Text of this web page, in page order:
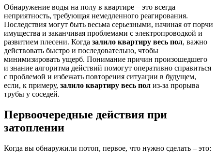
Обнаружение воды на полу в квартире – это всегда
неприятность, требующая немедленного реагирования.
Последствия могут быть весьма серьезными, начиная от порчи
имущества и заканчивая проблемами с электропроводкой и
развитием плесени. Когда залило квартиру весь пол, важно
действовать быстро и последовательно, чтобы
минимизировать ущерб. Понимание причин произошедшего
и знание алгоритма действий помогут оперативно справиться
с проблемой и избежать повторения ситуации в будущем,
если, к примеру, залило квартиру весь пол из-за прорыва
трубы у соседей.
Первоочередные действия при
затоплении
Когда вы обнаружили потоп, первое, что нужно сделать – это: